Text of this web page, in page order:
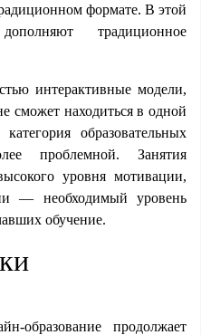
формате. В этой
традиционное
интерактивные модели,
сможет находиться в одной
образовательных
проблемной. Занятия
уровня мотивации,
— необходимый уровень
обучение.
образование продолжает